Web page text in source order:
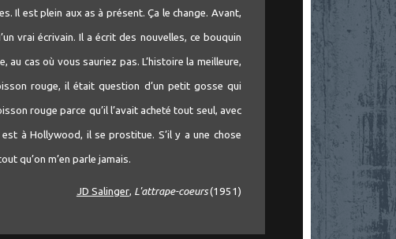
Il est plein aux as à présent. Ça le change. Avant,
vrai écrivain. Il a écrit des nouvelles, ce bouquin
au cas où vous sauriez pas. L’histoire la meilleure,
rouge, il était question d’un petit gosse qui
rouge parce qu’il l’avait acheté tout seul, avec
à Hollywood, il se prostitue. S’il y a une chose
qu’on m’en parle jamais.
JD Salinger, L'attrape-coeurs(1951)